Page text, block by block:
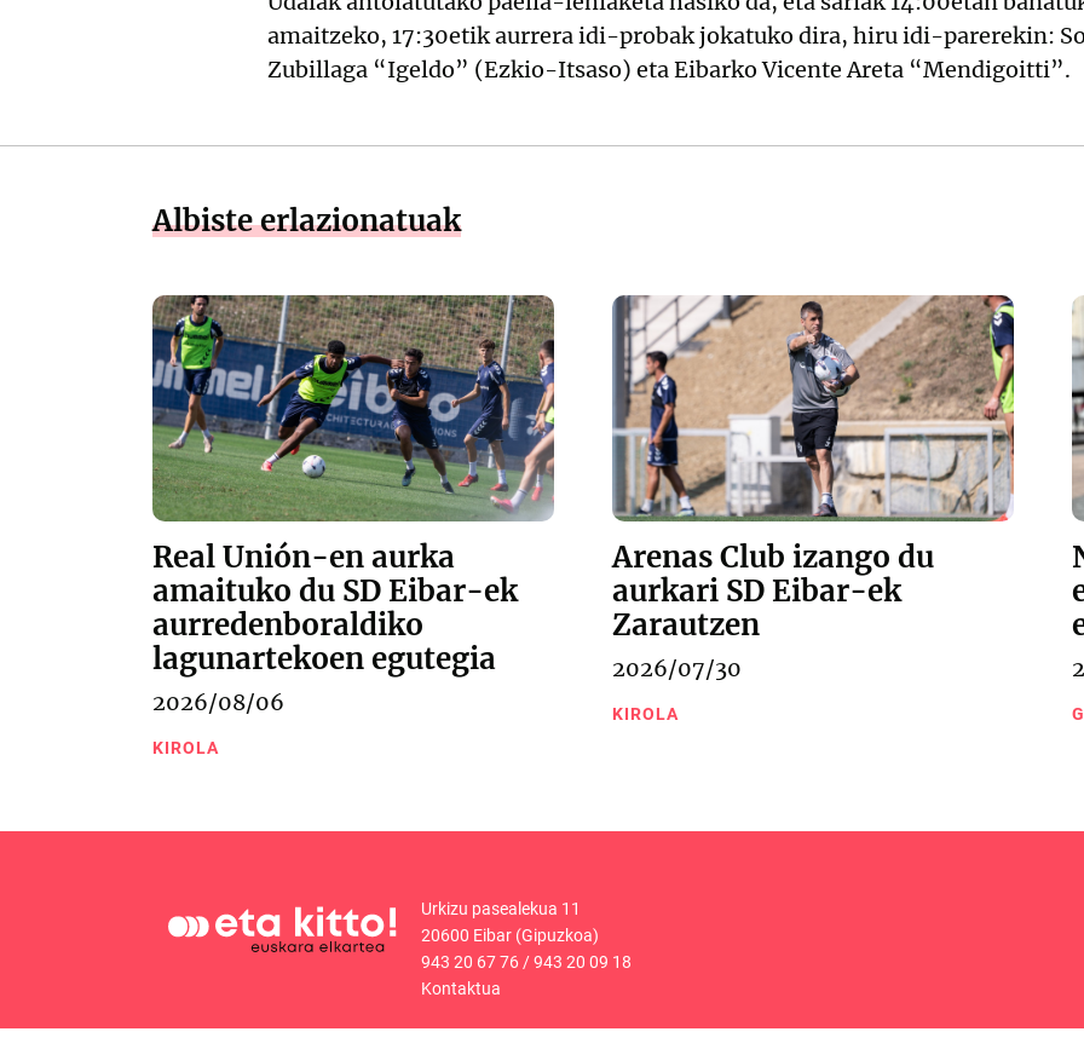
amaitzeko, 17:30etik aurrera idi-probak jokatuko dira, hiru idi-parerekin:
Zubillaga “Igeldo” (Ezkio-Itsaso) eta Eibarko Vicente Areta “Mendigoitti”.
Albiste erlazionatuak
Real Unión-en aurka
amaituko du SD Eibar-ek
aurredenboraldiko
lagunartekoen egutegia
2026/08/06
KIROLA
Arenas Club izango du
aurkari SD Eibar-ek
Zarautzen
2026/07/30
KIROLA
Urkizu pasealekua 11
20600 Eibar (Gipuzkoa)
943 20 67 76/943 20 09 18
Kontaktua